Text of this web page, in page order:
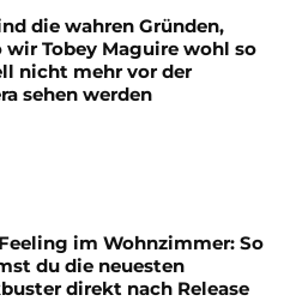
die wahren Gründen,
wir Tobey Maguire wohl so
nicht mehr vor der
sehen werden
im Wohnzimmer: So
du die neuesten
direkt nach Release